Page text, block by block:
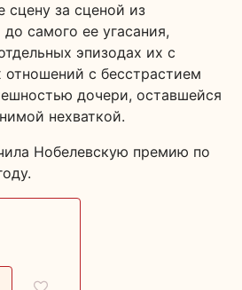
сцену за сценой из
самого ее угасания,
эпизодах их с
с бесстрастием
дочери, оставшейся
нехваткой.
Нобелевскую премию по